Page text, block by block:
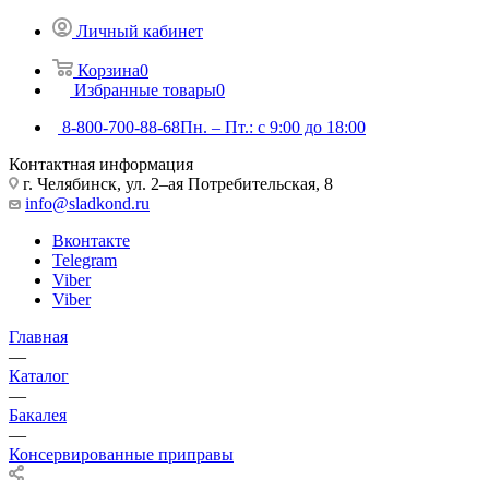
Личный кабинет
Корзина0
Избранные товары0
8-800-700-88-68Пн. – Пт.: с 9:00 до 18:00
Контактная информация
г. Челябинск, ул. 2–ая Потребительская, 8
info@sladkond.ru
Вконтакте
Telegram
Viber
Viber
Главная
—
Каталог
—
Бакалея
—
Консервированные приправы